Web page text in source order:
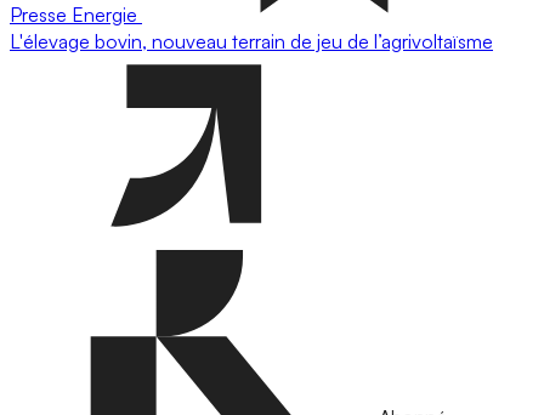
Presse Energie
L'élevage bovin, nouveau terrain de jeu de l’agrivoltaïsme